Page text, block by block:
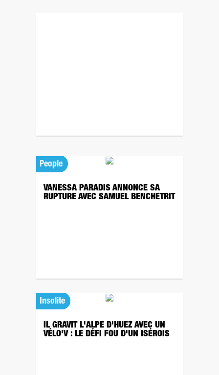
People
VANESSA PARADIS ANNONCE SA
RUPTURE AVEC SAMUEL BENCHETRIT
Insolite
IL GRAVIT L'ALPE D'HUEZ AVEC UN
VÉLO'V : LE DÉFI FOU D'UN ISÉROIS